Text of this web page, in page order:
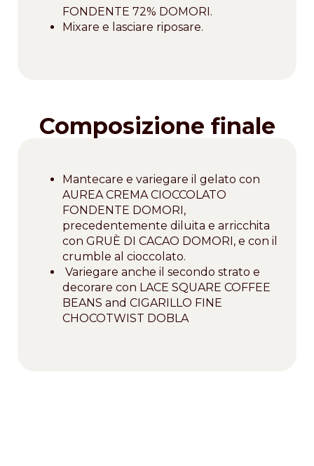
FONDENTE 72% DOMORI.
Mixare e lasciare riposare.
Composizione finale
Mantecare e variegare il gelato con
AUREA CREMA CIOCCOLATO
FONDENTE DOMORI,
precedentemente diluita e arricchita
con GRUÈ DI CACAO DOMORI, e con il
crumble al cioccolato.
Variegare anche il secondo strato e
decorare con LACE SQUARE COFFEE
BEANS and CIGARILLO FINE
CHOCOTWIST DOBLA